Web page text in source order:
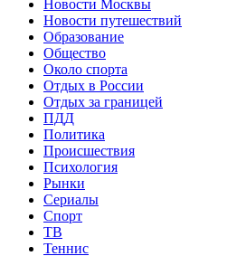
Новости Москвы
Новости путешествий
Образование
Общество
Около спорта
Отдых в России
Отдых за границей
ПДД
Политика
Происшествия
Психология
Рынки
Сериалы
Спорт
ТВ
Теннис